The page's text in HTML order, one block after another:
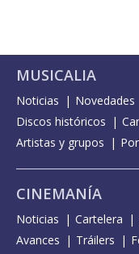
MUSICALIA
Noticias Novedades
Discos históricos
Artistas y grupos
CINEMANÍA
Noticias Cartelera
Avances
Tráilers